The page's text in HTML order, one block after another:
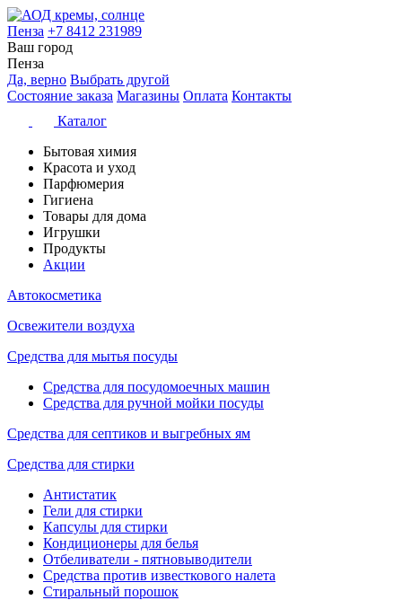
Пенза +7 8412 231989
Ваш город
Пенза
Да, верно Выбрать другой
Состояние заказа Магазины Оплата Контакты
Каталог
Бытовая химия
Красота и уход
Парфюмерия
Гигиена
Товары для дома
Игрушки
Продукты
Акции
Автокосметика
Освежители воздуха
Средства для мытья посуды
Средства для посудомоечных машин
Средства для ручной мойки посуды
Средства для септиков и выгребных ям
Средства для стирки
Антистатик
Гели для стирки
Капсулы для стирки
Кондиционеры для белья
Отбеливатели - пятновыводители
Средства против известкового налета
Стиральный порошок